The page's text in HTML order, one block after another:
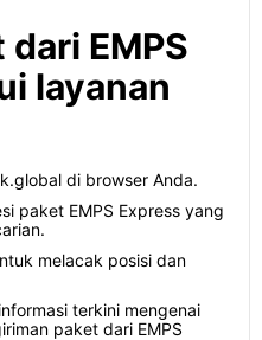
EMPS
layanan
di browser Anda.
paket EMPS Express yang
melacak posisi dan
terkini mengenai
paket dari EMPS